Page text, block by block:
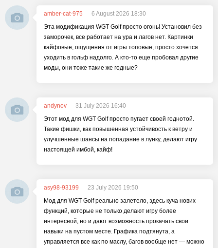
amber-cat-975
6 August 2026 18:30
Эта модификация WGT Golf просто огонь! Установил без
заморочек, все работает на ура и лагов нет. Картинки
кайфовые, ощущения от игры топовые, просто хочется
уходить в гольф надолго. А кто-то еще пробовал другие
моды, они тоже такие же годные?
andynov
31 July 2026 16:40
Этот мод для WGT Golf просто пугает своей годнотой.
Такие фишки, как повышенная устойчивость к ветру и
улучшенные шансы на попадание в лунку, делают игру
настоящей имбой, кайф!
asy98-93199
23 July 2026 19:50
Мод для WGT Golf реально залетело, здесь куча нових
функций, которые не только делают игру более
интересной, но и дают возможность прокачать свои
навыки на пустом месте. Графика подтянута, а
управляется все как по маслу, багов вообще нет — можно